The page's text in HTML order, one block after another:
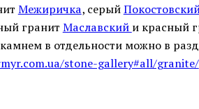
Межиричка, серый
гранит Маславский и красный
в отдельности можно в
stone-gallery#all/granite/